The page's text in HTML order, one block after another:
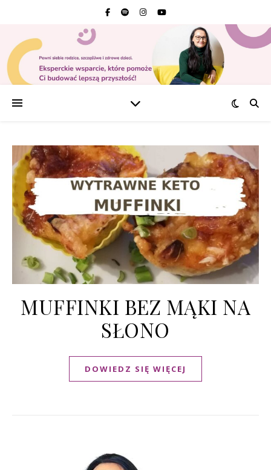
MUFFINKI BEZ MĄKI NA
SŁONO
DOWIEDZ SIĘ WIĘCEJ